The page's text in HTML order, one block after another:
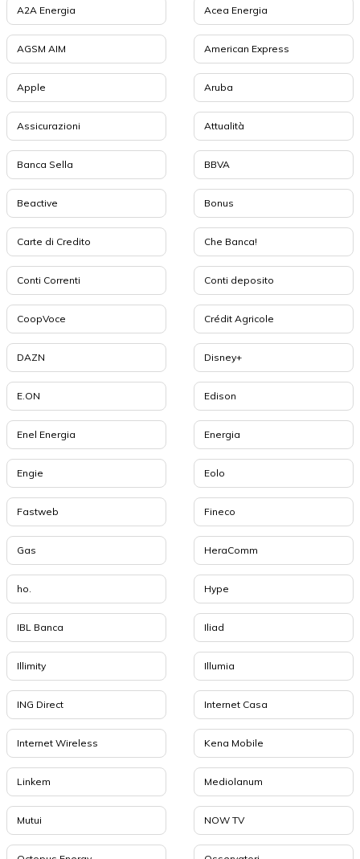
A2A Energia Acea Energia
AGSM AIM American Express
Apple Aruba
Assicurazioni Attualità
Banca Sella BBVA
Beactive Bonus
Carte di Credito Che Banca!
Conti Correnti Conti deposito
CoopVoce Crédit Agricole
DAZN Disney+
E.ON Edison
Enel Energia Energia
Engie Eolo
Fastweb Fineco
Gas HeraComm
ho. Hype
IBL Banca Iliad
Illimity Illumia
ING Direct Internet Casa
Internet Wireless Kena Mobile
Linkem Mediolanum
Mutui NOW TV